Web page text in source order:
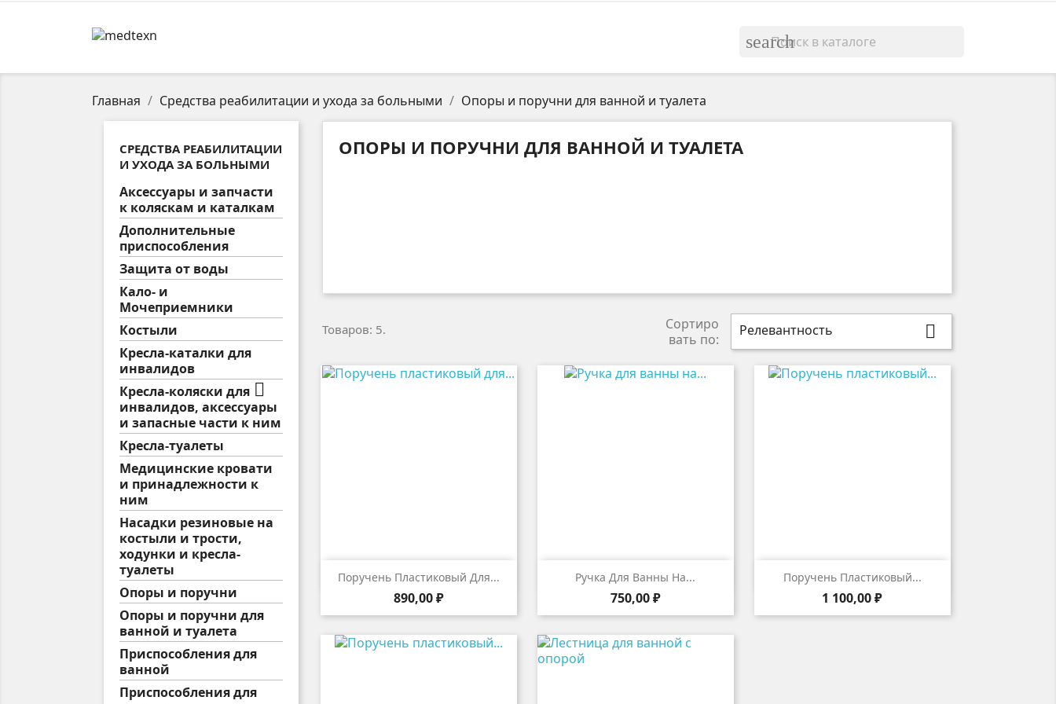
search
Главная Средства реабилитации и ухода за больными Опоры и поручни для ванной и туалета
СРЕДСТВА РЕАБИЛИТАЦИИ
И УХОДА ЗА БОЛЬНЫМИ
Аксессуары и запчасти
к коляскам и каталкам
Дополнительные
приспособления
Защита от воды
Кало- и
Мочеприемники
Костыли
Кресла-каталки для
инвалидов
Кресла-коляски для
инвалидов, аксессуары
и запасные части к ним

Кресла-туалеты
Медицинские кровати
и принадлежности к
ним
Насадки резиновые на
костыли и трости,
ходунки и кресла-
туалеты
Опоры и поручни
Опоры и поручни для
ванной и туалета
Приспособления для
ванной
Приспособления для
ОПОРЫ И ПОРУЧНИ ДЛЯ ВАННОЙ И ТУАЛЕТА
Товаров: 5.
Сортиро
вать по:
Релевантность 
Поручень Пластиковый Для...
Цена
890,00 ₽
 Быстрый просмотр Ручка Для Ванны На...
Цена
750,00 ₽
 Быстрый просмотр Поручень Пластиковый...
Цена
1 100,00 ₽
 Быстрый просмотр